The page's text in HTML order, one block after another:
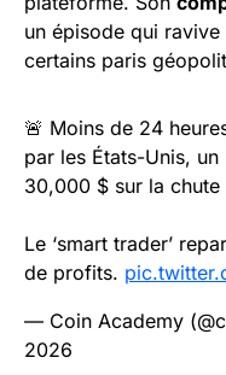
un épisode qui ravive
certains paris
🚨 Moins de 24
par les États-Unis,
30,000 $ sur la
Le ‘smart trader’
de profits.
— Coin Academy
2026